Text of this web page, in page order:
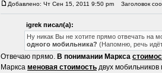
Добавлено: Чт Сен 15, 2011 9:50 pm Заголовок
igrek писал(а):
Ну никак Вы не хотите прямо отвечать на
одного мобильника? (Напомню, речь
Отвечаю прямо. В понимании Маркса
Маркса меновая стоимость двух